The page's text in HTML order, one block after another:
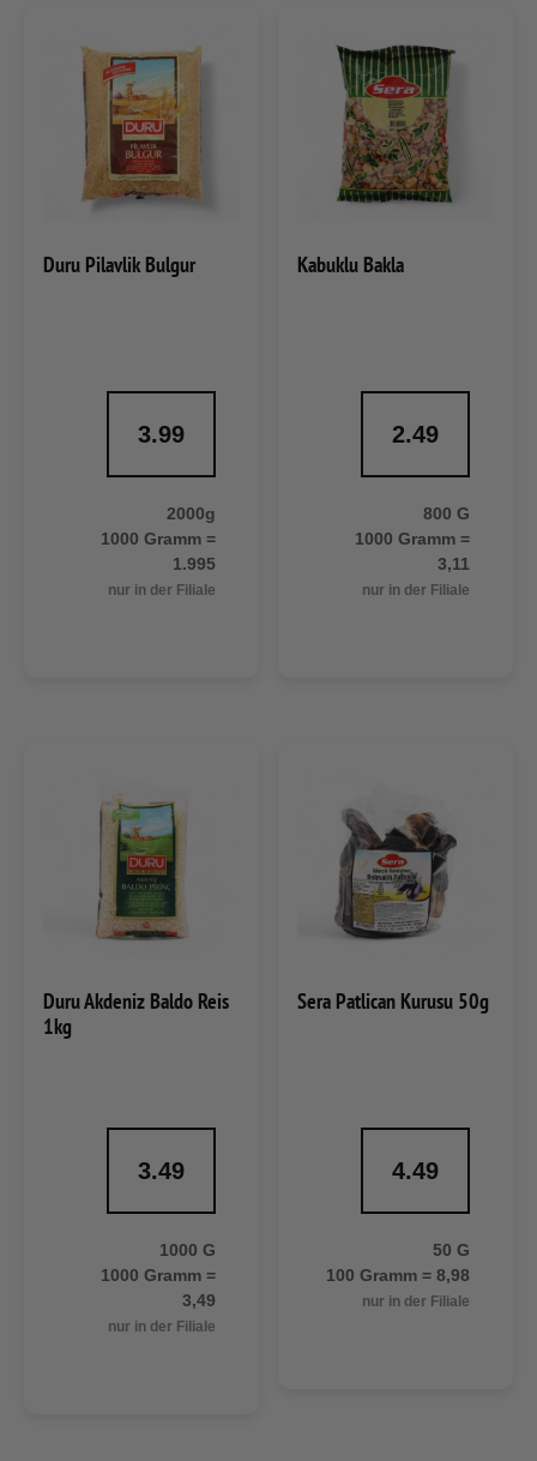
Duru Pilavlik Bulgur
3.99
2000g
1000 Gramm =
1.995
nur in der Filiale
Kabuklu Bakla
2.49
800 G
1000 Gramm =
3,11
nur in der Filiale
Duru Akdeniz Baldo Reis
1kg
3.49
1000 G
1000 Gramm =
3,49
nur in der Filiale
Sera Patlican Kurusu 50g
4.49
50 G
100 Gramm = 8,98
nur in der Filiale